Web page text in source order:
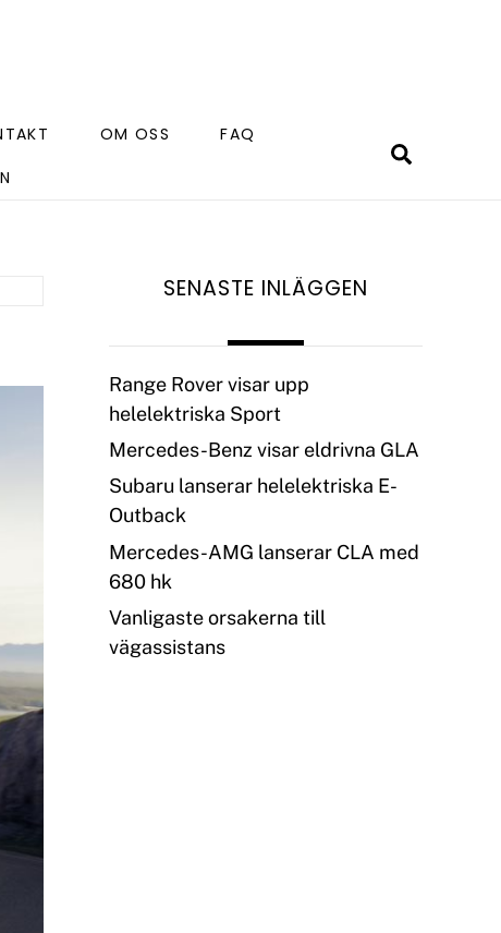
OM OSS
FAQ
SENASTE INLÄGGEN
Range Rover visar upp
helelektriska Sport
Mercedes-Benz visar eldrivna GLA
Subaru lanserar helelektriska E-
Outback
Mercedes-AMG lanserar CLA med
680 hk
Vanligaste orsakerna till
vägassistans